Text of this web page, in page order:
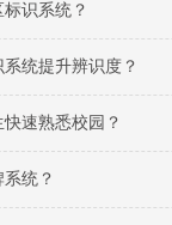
识系统？
统提升辨识度？
速熟悉校园？
统？